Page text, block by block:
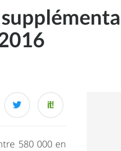
580 000 en